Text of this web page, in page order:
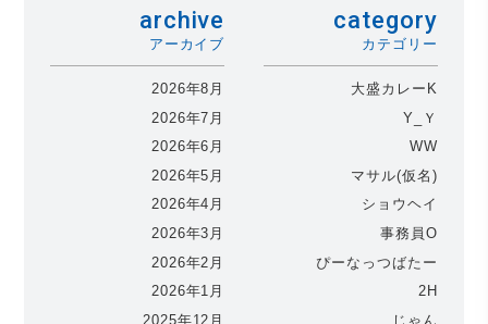
archive
アーカイブ
2026年8月
2026年7月
2026年6月
2026年5月
2026年4月
2026年3月
2026年2月
2026年1月
2025年12月
category
カテゴリー
大盛カレーK
Y_Ｙ
WW
マサル(仮名)
ショウヘイ
事務員O
ぴーなっつばたー
2H
じゃん